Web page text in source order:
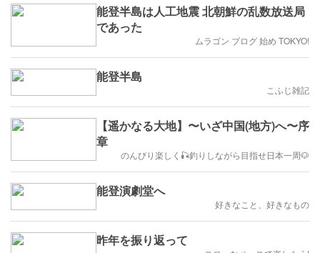
能登半島は人工地震 北朝鮮の乱数放送局
であった
ムラゴン ブログ 始め TOKYO!
能登半島
こふじ雑記
【遥かなる大地】〜いざ中国(地方)へ〜序
章
のんびり楽しく🎣釣りしながら目指せ日本一周🐶
能登演劇堂へ
好きなこと、好きなもの
昨年を振り返って